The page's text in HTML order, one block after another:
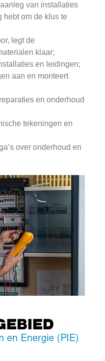
van installaties
hebt om de klus te
legt de
klaar;
en leidingen;
aan en monteert
en onderhoud
tekeningen en
over onderhoud en
en Energie (PIE)